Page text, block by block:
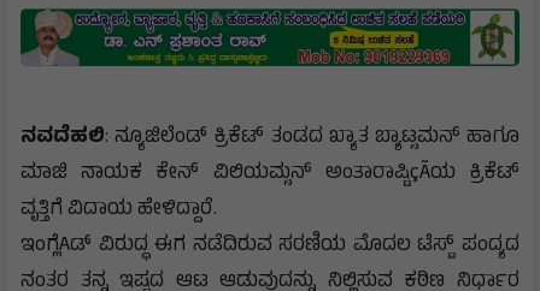
ನವದೆಹಲಿ: ನ್ಯೂಜಿಲೆಂಡ್ ಕ್ರಿಕೆಟ್ ತಂಡದ ಖ್ಯಾತ ಬ್ಯಾಟ್ಸಮನ್ ಹಾಗೂ
ಮಾಜಿ ನಾಯಕ ಕೇನ್ ವಿಲಿಯಮ್ಸನ್ ಅಂತಾರಾಷ್ಟಿçÃಯ ಕ್ರಿಕೆಟ್
ವೃತ್ತಿಗೆ ವಿದಾಯ ಹೇಳಿದ್ದಾರೆ.
ಇಂಗ್ಲೆAಡ್ ವಿರುದ್ಧ ಈಗ ನಡೆದಿರುವ ಸರಣಿಯ ಮೊದಲ ಟೆಸ್ಟ್ ಪಂದ್ಯದ
ನಂತರ ತನ್ನ ಇಷ್ಟದ ಆಟ ಆಡುವುದನ್ನು ನಿಲ್ಲಿಸುವ ಕಠಿಣ ನಿರ್ಧಾರ